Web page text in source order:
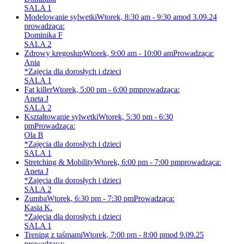
SALA 1
Modelowanie sylwetkiWtorek, 8:30 am - 9:30 amod 3.09.24
prowadząca:
Dominika F
SALA 2
Zdrowy kręgosłupWtorek, 9:00 am - 10:00 amProwadząca:
Ania
*Zajęcia dla dorosłych i dzieci
SALA 1
Fat killerWtorek, 5:00 pm - 6:00 pmprowadząca:
Aneta J
SALA 2
Kształtowanie sylwetkiWtorek, 5:30 pm - 6:30
pmProwadząca:
Ola B
*Zajęcia dla dorosłych i dzieci
SALA 1
Stretching & MobilityWtorek, 6:00 pm - 7:00 pmprowadząca:
Aneta J
*Zajęcia dla dorosłych i dzieci
SALA 2
ZumbaWtorek, 6:30 pm - 7:30 pmProwadząca:
Kasia K.
*Zajęcia dla dorosłych i dzieci
SALA 1
Trening z taśmamiWtorek, 7:00 pm - 8:00 pmod 9.09.25